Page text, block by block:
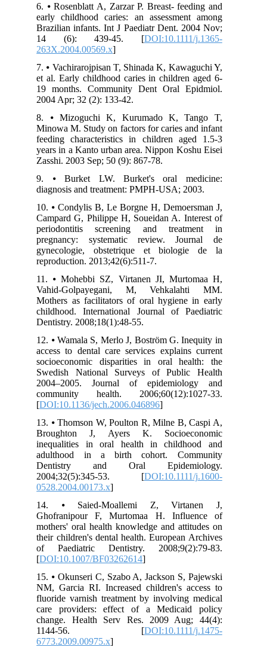
6. ⦁ Rosenblatt A, Zarzar P. Breast- feeding and
early childhood caries: an assessment among
Brazilian infants. Int J Paediatr Dent. 2004 Nov;
14 (6): 439-45. [DOI:10.1111/j.1365-
263X.2004.00569.x
7. ⦁ Vachirarojpisan T, Shinada K, Kawaguchi Y,
et al. Early childhood caries in children aged 6-
19 months. Community Dent Oral Epidmiol.
2004 Apr; 32 (2): 133-42.
8. ⦁ Mizoguchi K, Kurumado K, Tango T,
Minowa M. Study on factors for caries and infant
feeding characteristics in children aged 1.5-3
years in a Kanto urban area. Nippon Koshu Eisei
Zasshi. 2003 Sep; 50 (9): 867-78.
9. ⦁ Burket LW. Burket's oral medicine:
diagnosis and treatment: PMPH-USA; 2003.
10. ⦁ Condylis B, Le Borgne H, Demoersman J,
Campard G, Philippe H, Soueidan A. Interest of
periodontitis screening and treatment in
pregnancy: systematic review. Journal de
gynecologie, obstetrique et biologie de la
reproduction. 2013;42(6):511-7.
11. ⦁ Mohebbi SZ, Virtanen JI, Murtomaa H,
Vahid-Golpayegani, M, Vehkalahti MM.
Mothers as facilitators of oral hygiene in early
childhood. International Journal of Paediatric
Dentistry. 2008;18(1):48-55.
12. ⦁ Wamala S, Merlo J, Boström G. Inequity in
access to dental care services explains current
socioeconomic disparities in oral health: the
Swedish National Surveys of Public Health
2004–2005. Journal of epidemiology and
community health. 2006;60(12):1027-33.
[DOI:10.1136/jech.2006.046896
13. ⦁ Thomson W, Poulton R, Milne B, Caspi A,
Broughton J, Ayers K. Socioeconomic
inequalities in oral health in childhood and
adulthood in a birth cohort. Community
Dentistry and Oral Epidemiology.
2004;32(5):345-53. [DOI:10.1111/j.1600-
0528.2004.00173.x
14. ⦁ Saied-Moallemi Z, Virtanen J,
Ghofranipour F, Murtomaa H. Influence of
mothers' oral health knowledge and attitudes on
their children's dental health. European Archives
of Paediatric Dentistry. 2008;9(2):79-83.
[DOI:10.1007/BF03262614
15. ⦁ Okunseri C, Szabo A, Jackson S, Pajewski
NM, Garcia RI. Increased children's access to
fluoride varnish treatment by involving medical
care providers: effect of a Medicaid policy
change. Health Serv Res. 2009 Aug; 44(4):
1144-56. [DOI:10.1111/j.1475-
6773.2009.00975.x